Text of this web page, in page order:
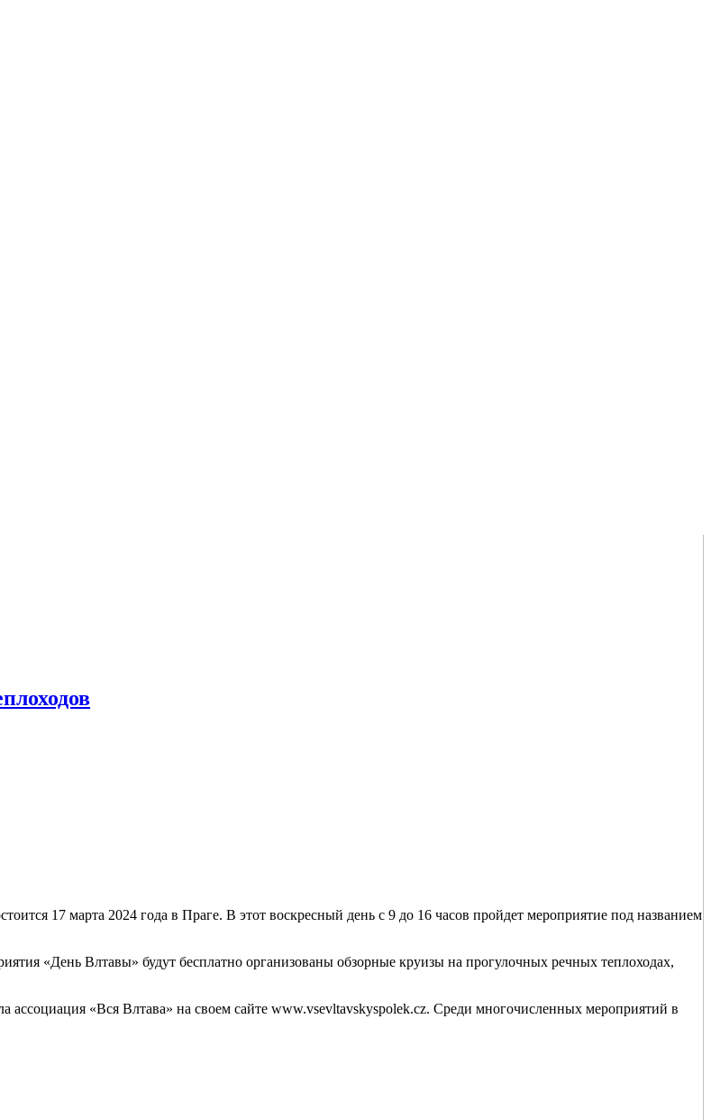
17 марта 2024 года в Праге. В этот воскресный день с 9 до 16 часов пройдет мероприятие под названием
«День Влтавы» будут бесплатно организованы обзорные круизы на прогулочных речных теплоходах,
«Вся Влтава» на своем сайте www.vsevltavskyspolek.cz. Среди многочисленных мероприятий в